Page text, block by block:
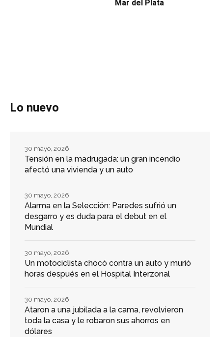
Mar del Plata
Lo nuevo
Tensión en la madrugada: un gran incendio
afectó una vivienda y un auto
30 mayo, 2026
Alarma en la Selección: Paredes sufrió un
desgarro y es duda para el debut en el
Mundial
30 mayo, 2026
Un motociclista chocó contra un auto y murió
horas después en el Hospital Interzonal
30 mayo, 2026
Ataron a una jubilada a la cama, revolvieron
toda la casa y le robaron sus ahorros en
dólares
30 mayo, 2026